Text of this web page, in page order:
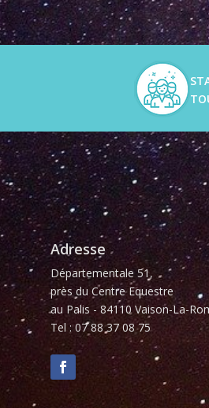
Adresse
Départementale 51,
près du Centre Equestre
au Palis - 84110 Vaison-La-
Tel : 07 88 37 08 75